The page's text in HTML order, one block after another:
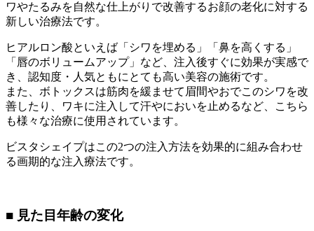
ワやたるみを自然な仕上がりで改善するお顔の老化に対する
新しい治療法です。
ヒアルロン酸といえば「シワを埋める」「鼻を高くする」
「唇のボリュームアップ」など、注入後すぐに効果が実感で
き、認知度・人気ともにとても高い美容の施術です。
また、ボトックスは筋肉を緩ませて眉間やおでこのシワを改
善したり、ワキに注入して汗やにおいを止めるなど、こちら
も様々な治療に使用されています。
ビスタシェイプはこの2つの注入方法を効果的に組み合わせ
る画期的な注入療法です。
■ 見た目年齢の変化